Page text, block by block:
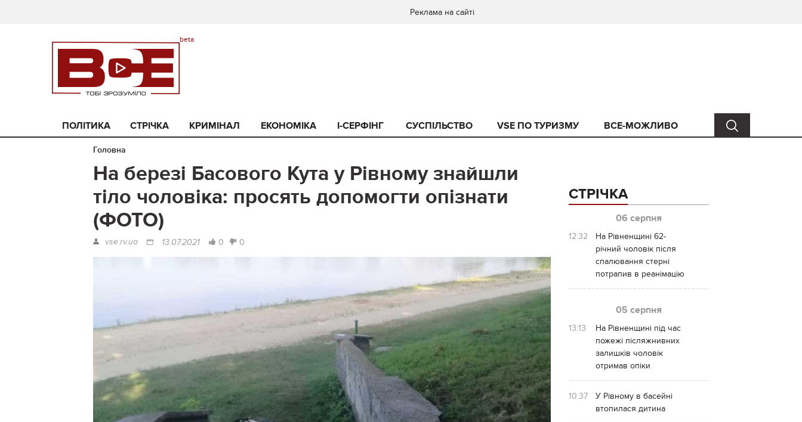
Реклама на сайті
ПОЛІТИКА СТРІЧКА КРИМІНАЛ ЕКОНОМІКА I-СЕРФІНГ СУСПІЛЬСТВО VSE ПО ТУРИЗМУ ВСЕ-МОЖЛИВО
Головна
На березі Басового Кута у Рівному знайшли
тіло чоловіка: просять допомогти опізнати
(ФОТО)
vse.rv.ua 13.07.2021 0 0
СТРІЧКА
06 серпня
12:32
На Рівненщині 62-
річний чоловік після
спалювання стерні
потрапив в реанімацію
05 серпня
13:13
На Рівненщині під час
пожежі післяжнивних
залишків чоловік
отримав опіки
10:37
У Рівному в басейні
втопилася дитина